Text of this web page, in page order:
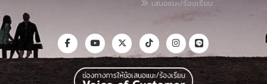
เสนอแนะ/ร้องเรียน